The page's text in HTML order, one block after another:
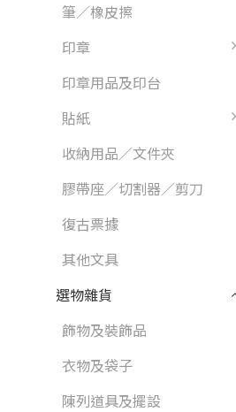
筆／橡皮擦
印章
印章用品及印台
貼紙
收納用品／文件夾
膠帶座／切割器／剪刀
復古票據
其他文具
選物雜貨
飾物及裝飾品
衣物及袋子
陳列道具及擺設